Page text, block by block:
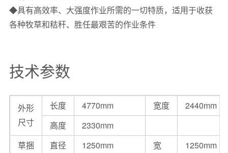
◆具有高效率、大强度作业所需的一切特质，适用于收获
各种牧草和秸秆、胜任最艰苦的作业条件
技术参数
外形
尺寸
长度 4770mm 宽度
2440mm
高度
2330mm
草捆
直径 1250mm
宽
1250mm